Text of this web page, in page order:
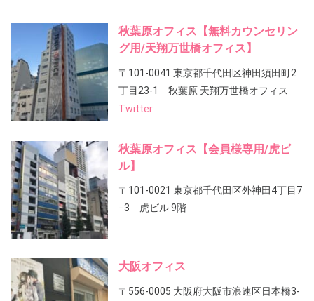
秋葉原オフィス【無料カウンセリン
グ用/天翔万世橋オフィス】
〒101-0041 東京都千代田区神田須田町2
丁目23-1 秋葉原 天翔万世橋オフィス
Twitter
秋葉原オフィス【会員様専用/虎ビ
ル】
〒101-0021 東京都千代田区外神田4丁目7
−3 虎ビル 9階
大阪オフィス
〒556-0005 大阪府大阪市浪速区日本橋3-